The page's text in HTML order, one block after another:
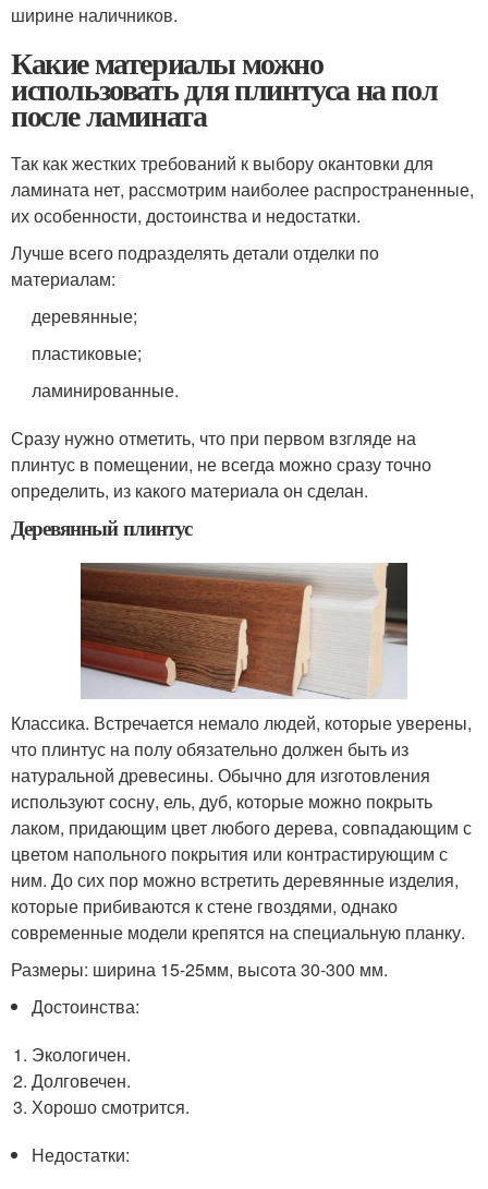
ширине наличников.
Какие материалы можно
использовать для плинтуса на пол
после ламината
Так как жестких требований к выбору окантовки для
ламината нет, рассмотрим наиболее распространенные,
их особенности, достоинства и недостатки.
Лучше всего подразделять детали отделки по
материалам:
деревянные;
пластиковые;
ламинированные.
Сразу нужно отметить, что при первом взгляде на
плинтус в помещении, не всегда можно сразу точно
определить, из какого материала он сделан.
Деревянный плинтус
Классика. Встречается немало людей, которые уверены,
что плинтус на полу обязательно должен быть из
натуральной древесины. Обычно для изготовления
используют сосну, ель, дуб, которые можно покрыть
лаком, придающим цвет любого дерева, совпадающим с
цветом напольного покрытия или контрастирующим с
ним. До сих пор можно встретить деревянные изделия,
которые прибиваются к стене гвоздями, однако
современные модели крепятся на специальную планку.
Размеры: ширина 15-25мм, высота 30-300 мм.
Достоинства:
Экологичен.
Долговечен.
Хорошо смотрится.
Недостатки: